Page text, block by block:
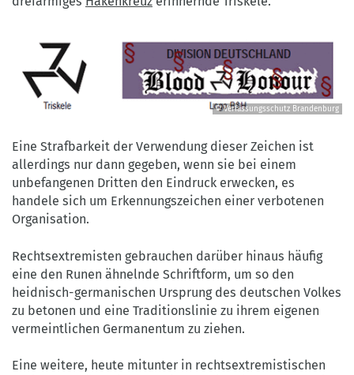
Verfassungsschutz
Brandenburg
© Verfassungsschutz Brandenburg
Eine Strafbarkeit der Verwendung dieser Zeichen ist
allerdings nur dann gegeben, wenn sie bei einem
unbefangenen Dritten den Eindruck erwecken, es
handele sich um Erkennungszeichen einer verbotenen
Organisation.
Rechtsextremisten gebrauchen darüber hinaus häufig
eine den Runen ähnelnde Schriftform, um so den
heidnisch-germanischen Ursprung des deutschen Volkes
zu betonen und eine Traditionslinie zu ihrem eigenen
vermeintlichen Germanentum zu ziehen.
Eine weitere, heute mitunter in rechtsextremistischen